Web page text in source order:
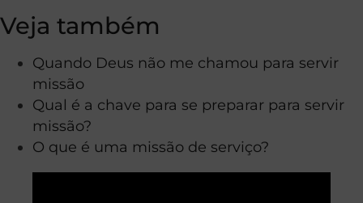
Veja também
Quando Deus não me chamou para servir
missão
Qual é a chave para se preparar para servir
missão?
O que é uma missão de serviço?